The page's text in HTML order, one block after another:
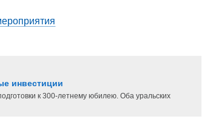
инвестиции
к 300-летнему юбилею. Оба уральских